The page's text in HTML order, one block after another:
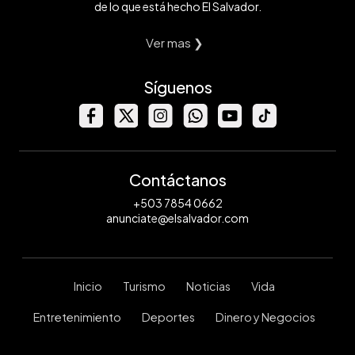
de lo que está hecho El Salvador.
Ver mas ❯
Síguenos
Contáctanos
+503 7854 0662
anunciate@elsalvador.com
Inicio Turismo Noticias Vida
Entretenimiento Deportes Dinero y Negocios